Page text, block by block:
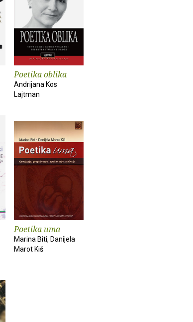
Poetika oblika
Andrijana Kos
Lajtman
Poetika uma
Marina Biti, Danijela
Marot Kiš